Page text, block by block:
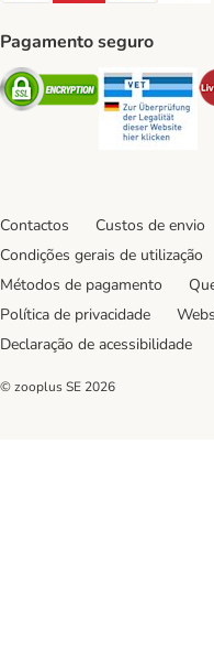
Pagamento seguro
Security
Contactos Custos de envio
Condições gerais de utilização
Métodos de pagamento
Política de privacidade
Declaração de acessibilidade
© zooplus SE 2026